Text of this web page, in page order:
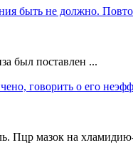
быть не должно.
был поставлен ...
говорить о его
Пцр мазок на